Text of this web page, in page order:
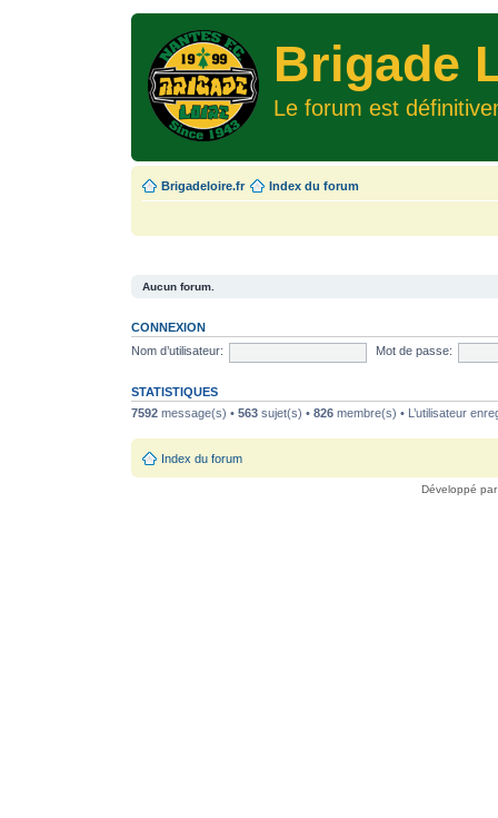
Brigade
Le forum est
Brigadeloire.fr Index du forum
Aucun forum.
CONNEXION
Nom d’utilisateur:
Mot de passe:
STATISTIQUES
7592 message(s) • 563 sujet(s) • 826 membre(s) • L’utilisateur
Index du forum
Développé